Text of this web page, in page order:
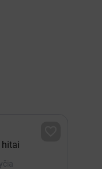
hitai